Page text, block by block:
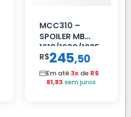
MCC310 –
SPOILER MB
1618/1630/1935
02 FAR
R$245,50
Em até3x de R$
81,83 sem juros